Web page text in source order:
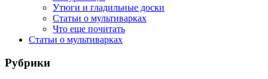
Утюги и гладильные доски
Статьи о мультиварках
Что еще почитать
Статьи о мультиварках
Рубрики